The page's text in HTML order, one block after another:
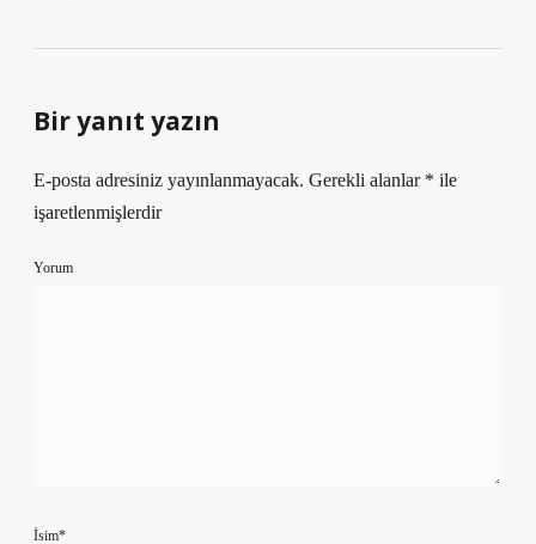
Bir yanıt yazın
E-posta adresiniz yayınlanmayacak. Gerekli alanlar * ile
işaretlenmişlerdir
Yorum
İsim*